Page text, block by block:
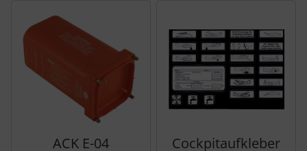
ACK E-04 Cockpitaufkleber